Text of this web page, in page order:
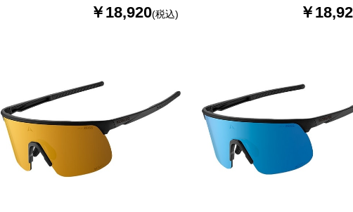
￥18,920(税込) ￥